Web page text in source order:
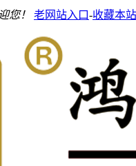
您！ 老网站入口-收藏本站